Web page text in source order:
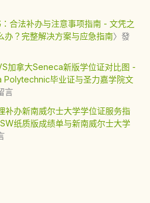
合法补办与注意事项指南 - 文凭之
办？完整解决方案与应急指南〉發
加拿大Seneca新版学位证对比图 -
Polytechnic毕业证与圣力嘉学院文
言
补办新南威尔士大学学位证服务指
纸质版成绩单与新南威尔士大学